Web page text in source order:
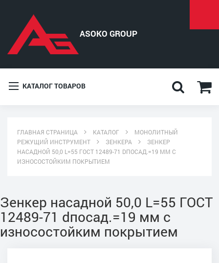
КАТАЛОГ ТОВАРОВ
ГЛАВНАЯ СТРАНИЦА КАТАЛОГ
МОНОЛИТНЫЙ
РЕЖУЩИЙ ИНСТРУМЕНТ
ЗЕНКЕРА
ЗЕНКЕР
НАСАДНОЙ 50,0 L=55 ГОСТ 12489-71 DПОСАД.=19 ММ С
ИЗНОСОСТОЙКИМ ПОКРЫТИЕМ
Зенкер насадной 50,0 L=55 ГОСТ
12489-71 dпосад.=19 мм с
износостойким покрытием